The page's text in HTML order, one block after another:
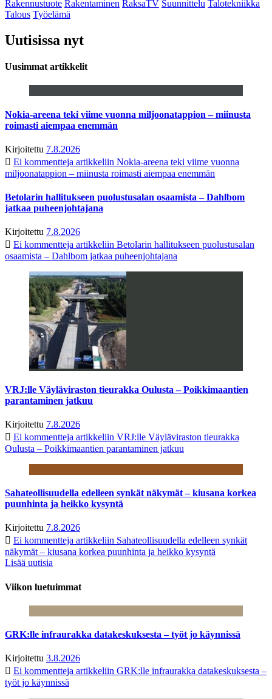
Rakennustuote Rakentaminen RaksaTV Suunnittelu Talotekniikka
Talous Työelämä
Uutisissa nyt
Uusimmat artikkelit
Nokia-areena teki viime vuonna miljoonatappion – miinusta
roimasti aiempaa enemmän
Kirjoitettu 7.8.2026
Ei kommentteja artikkeliin Nokia-areena teki viime vuonna
miljoonatappion – miinusta roimasti aiempaa enemmän
Betolarin hallitukseen puolustusalan osaamista – Dahlbom
jatkaa puheenjohtajana
Kirjoitettu 7.8.2026
Ei kommentteja artikkeliin Betolarin hallitukseen puolustusalan
osaamista – Dahlbom jatkaa puheenjohtajana
VRJ:lle Väyläviraston tieurakka Oulusta – Poikkimaantien
parantaminen jatkuu
Kirjoitettu 7.8.2026
Ei kommentteja artikkeliin VRJ:lle Väyläviraston tieurakka
Oulusta – Poikkimaantien parantaminen jatkuu
Sahateollisuudella edelleen synkät näkymät – kiusana korkea
puunhinta ja heikko kysyntä
Kirjoitettu 7.8.2026
Ei kommentteja artikkeliin Sahateollisuudella edelleen synkät
näkymät – kiusana korkea puunhinta ja heikko kysyntä
Lisää uutisia
Viikon luetuimmat
GRK:lle infraurakka datakeskuksesta – työt jo käynnissä
Kirjoitettu 3.8.2026
Ei kommentteja artikkeliin GRK:lle infraurakka datakeskuksesta –
työt jo käynnissä